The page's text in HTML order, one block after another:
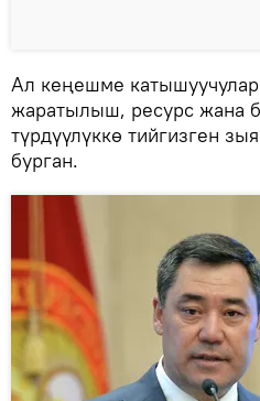
Ал кеңешме
жаратылыш, ресурс жана
түрдүүлүккө тийгизген
бурган.